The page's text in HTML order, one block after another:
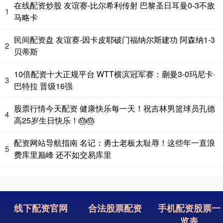
1
在线配资炒股 友谊赛-比尔希利传射 巴黎圣日耳曼0-3不敌
马略卡
2
民间配资盘 友谊赛-因卡皮耶破门福纳尔斯建功 阿森纳1-3
贝蒂斯
3
10倍配资十大正规平台 WTT横滨冠军赛：蒯曼3-0玛尼卡·
巴特拉 晋级16强
4
股票行情今天配资 健康快乐每一天！祝吉林男篮球员孔德
高25岁生日快乐！🎂🎂
5
配资网站导航指南 名记：勇士老板太耻辱！这些年一直浪
费库里巅峰 还不如交易库里
线下配资官网 合法股票配资
手机配资股票一